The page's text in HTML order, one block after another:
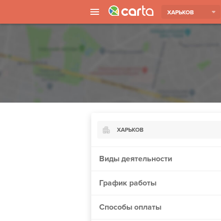
ХАРЬКОВ
ХАРЬКОВ
Борисполь
Виды деятельности
График работы
Способы оплаты